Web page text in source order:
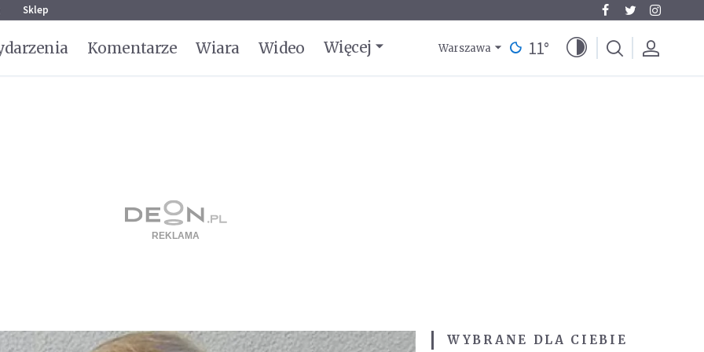
Sklep
Komentarze Wiara Wideo Więcej Warszawa 11°
WYBRANE DLA CIEBIE